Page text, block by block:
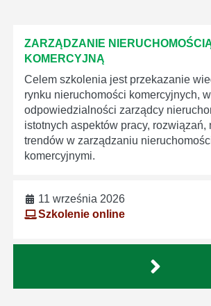
ZARZĄDZANIE
KOMERCYJNĄ
Celem szkolenia jest przekazanie
rynku nieruchomości komercyjnych,
odpowiedzialności zarządcy
istotnych aspektów pracy, rozwiązań,
trendów w zarządzaniu
komercyjnymi.
11 września 2026
Szkolenie online